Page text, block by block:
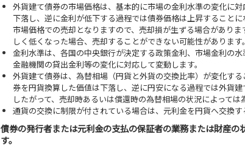
外貨建て債券の市場価格は、基本的に市場の金利水準の変化に
下落し、逆に金利が低下する過程では債券価格は上昇すること
市場価格での売却となりますので、売却損が生ずる場合があり
しく低くなった場合、売却することができない可能性があります。
金利水準は、各国の中央銀行が決定する政策金利、市場金利の
金融機関の貸出金利等の変化に対応して変動します。
外貨建て債券は、為替相場（円貨と外貨の交換比率）が変化す
券を円貨換算した価値は下落し、逆に円安になる過程では外貨
したがって、売却時あるいは償還時の為替相場の状況によっては
通貨の交換に制限が付されている場合は、元利金を円貨へ交換す
債券の発行者または元利金の支払の保証者の業務または財産
す。